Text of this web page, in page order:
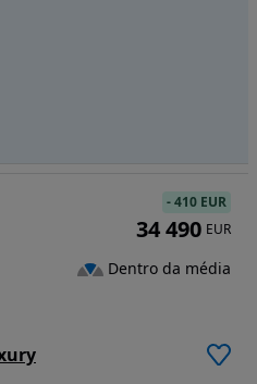
-410 EUR
34 490 EUR
Dentro da média